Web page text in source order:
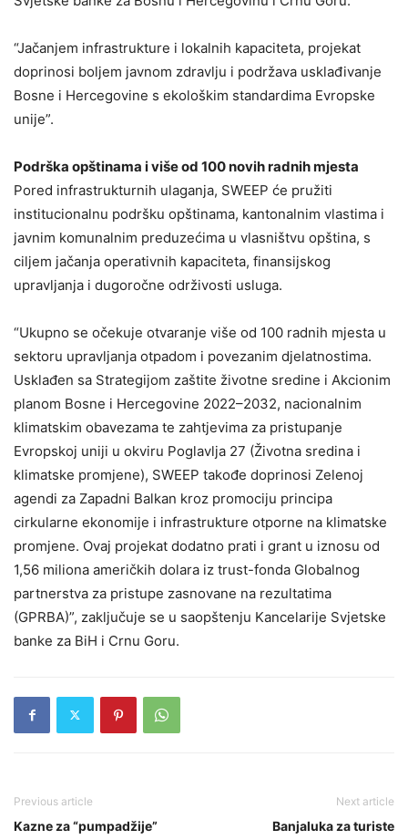
“Jačanjem infrastrukture i lokalnih kapaciteta, projekat
doprinosi boljem javnom zdravlju i podržava usklađivanje
Bosne i Hercegovine s ekološkim standardima Evropske
unije”.
Podrška opštinama i više od 100 novih radnih mjesta
Pored infrastrukturnih ulaganja, SWEEP će pružiti
institucionalnu podršku opštinama, kantonalnim vlastima i
javnim komunalnim preduzećima u vlasništvu opština, s
ciljem jačanja operativnih kapaciteta, finansijskog
upravljanja i dugoročne održivosti usluga.
“Ukupno se očekuje otvaranje više od 100 radnih mjesta u
sektoru upravljanja otpadom i povezanim djelatnostima.
Usklađen sa Strategijom zaštite životne sredine i Akcionim
planom Bosne i Hercegovine 2022–2032, nacionalnim
klimatskim obavezama te zahtjevima za pristupanje
Evropskoj uniji u okviru Poglavlja 27 (Životna sredina i
klimatske promjene), SWEEP takođe doprinosi Zelenoj
agendi za Zapadni Balkan kroz promociju principa
cirkularne ekonomije i infrastrukture otporne na klimatske
promjene. Ovaj projekat dodatno prati i grant u iznosu od
1,56 miliona američkih dolara iz trust-fonda Globalnog
partnerstva za pristupe zasnovane na rezultatima
(GPRBA)”, zaključuje se u saopštenju Kancelarije Svjetske
banke za BiH i Crnu Goru.
Previous article
Kazne za “pumpadžije”
Next article
Banjaluka za turiste